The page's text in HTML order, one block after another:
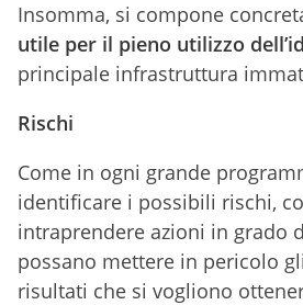
Insomma, si compone
utile per il pieno utilizzo
principale infrastruttura
Rischi
Come in ogni grande
identificare i possibili rischi,
intraprendere azioni in grado
possano mettere in pericolo
risultati che si vogliono